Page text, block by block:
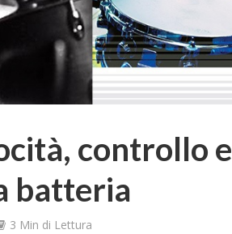
controllo e
batteria
3 Min di Lettura